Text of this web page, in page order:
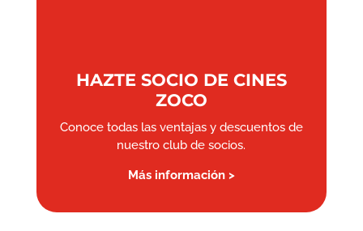
HAZTE SOCIO DE CINES
ZOCO
Conoce todas las ventajas y descuentos de
nuestro club de socios.
Más información >